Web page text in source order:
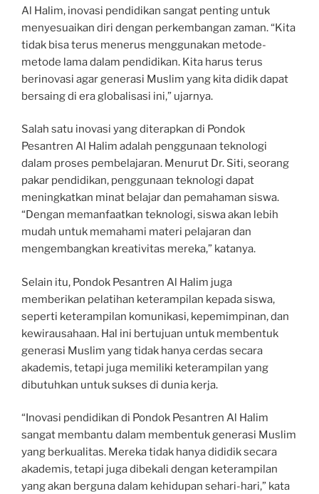
Al Halim, inovasi pendidikan sangat penting untuk
menyesuaikan diri dengan perkembangan zaman. “Kita
tidak bisa terus menerus menggunakan metode-
metode lama dalam pendidikan. Kita harus terus
berinovasi agar generasi Muslim yang kita didik dapat
bersaing di era globalisasi ini,” ujarnya.
Salah satu inovasi yang diterapkan di Pondok
Pesantren Al Halim adalah penggunaan teknologi
dalam proses pembelajaran. Menurut Dr. Siti, seorang
pakar pendidikan, penggunaan teknologi dapat
meningkatkan minat belajar dan pemahaman siswa.
“Dengan memanfaatkan teknologi, siswa akan lebih
mudah untuk memahami materi pelajaran dan
mengembangkan kreativitas mereka,” katanya.
Selain itu, Pondok Pesantren Al Halim juga
memberikan pelatihan keterampilan kepada siswa,
seperti keterampilan komunikasi, kepemimpinan, dan
kewirausahaan. Hal ini bertujuan untuk membentuk
generasi Muslim yang tidak hanya cerdas secara
akademis, tetapi juga memiliki keterampilan yang
dibutuhkan untuk sukses di dunia kerja.
“Inovasi pendidikan di Pondok Pesantren Al Halim
sangat membantu dalam membentuk generasi Muslim
yang berkualitas. Mereka tidak hanya dididik secara
akademis, tetapi juga dibekali dengan keterampilan
yang akan berguna dalam kehidupan sehari-hari,” kata